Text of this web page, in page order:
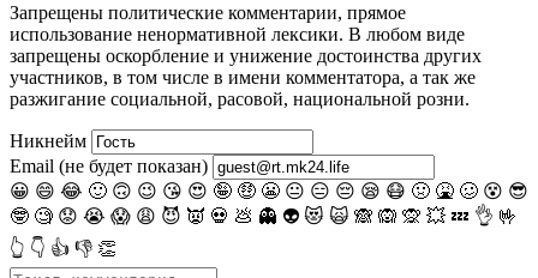
Запрещены политические комментарии, прямое
использование ненормативной лексики. В любом виде
запрещены оскорбление и унижение достоинства других
участников, в том числе в имени комментатора, а так же
разжигание социальной, расовой, национальной розни.
Никнейм
Email (не будет показан)
😀 😄 😂 🙂 🙃 😉 😘 😍 🤪 🤑 😬 😐 😑 😔 😪 😷 🤢 🤮 🥴 😵 😎
🤓 🧐 😟 😭 😱 😩 😈 👿 💀 💩 👻 👽 😻 🙀 🙈 🙉 🙊 💥 💤 👌 🤟
👆 👇 👍 👎 👏